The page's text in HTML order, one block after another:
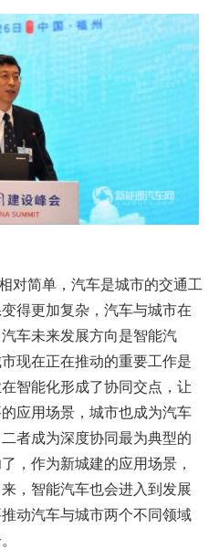
对简单，汽车是城市的交通工
得更加复杂，汽车与城市在
车未来发展方向是智能汽
现在正在推动的重要工作是
智能化形成了协同交点，让
应用场景，城市也成为汽车
者成为深度协同最为典型的
，作为新城建的应用场景，
，智能汽车也会进入到发展
动汽车与城市两个不同领域